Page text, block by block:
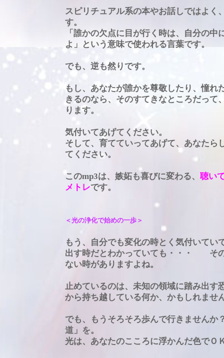
スピリチュアル系の本やお話しではよく
す。
「誰かの欠点に目が行く時は、自分の中
よ」という意味で使われる言葉です。
でも、逆も然りです。
もし、あなたが誰かを尊敬したり、憧れ
きるのなら、そのすてきなところだって
ります。
気付いてあげてください。
そして、育てていってあげて、あなたら
てください。
このmp3は、嫉妬も喜びに変わる、 聴い
メトレです。
＜光の浄化で始めの一歩＞
もう、自分でも変化の時とく気付いてい
出す時だとわかっていても・・・ そ
ない時がありますよね。
止めているのは、未知の領域に踏み出
から持ち越している何か、かもしれませ
でも、もうそろそろ歩んで行きません
道」を。
光は、あなたのこころに浮かんだ色